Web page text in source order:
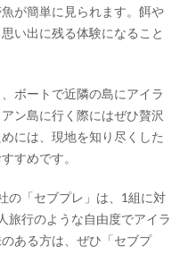
が簡単に見られます。餌や
い出に残る体験になること
ボートで近隣の島にアイラ
ン島に行く際にはぜひ贅沢
には、現地を知り尽くした
すめです。
の「セブプレ」は、1組に対
旅行のような自由度でアイラ
ある方は、ぜひ「セブプ